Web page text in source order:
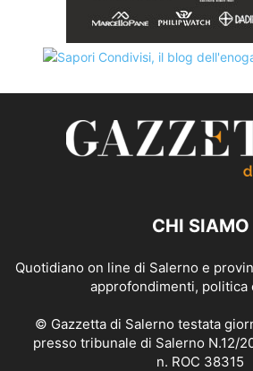
CHI SIAMO
Quotidiano on line di Salerno e
approfondimenti, politica
© Gazzetta di Salerno testata
presso tribunale di Salerno N.12/
n. ROC 38315